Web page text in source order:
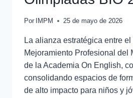
Por IMPM 25 de mayo de 2026
La alianza estratégica entre
Mejoramiento Profesional del
de la Academia On English,
consolidando espacios de
de alto impacto para niños y